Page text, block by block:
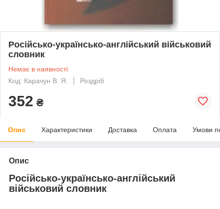
Російсько-українсько-англійський військовий
словник
Немає в наявності
Код: Карачун В. Я.
Роздріб
352 ₴
Опис Характеристики Доставка Оплата Умови
Опис
Російсько-українсько-англійський
військовий словник